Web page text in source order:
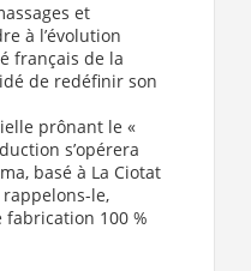
)
- Tête à Gauche - Air
Système Kinedo : Air
)
- Tête à Gauche - Air
Système Kinedo : Air
)
- Tête à Droite - Vitalité
Kinedo : Vitalité , Taille
et
à l’évolution
français de la
de redéfinir son
prônant le «
s’opérera
basé à La Ciotat
le,
100 %